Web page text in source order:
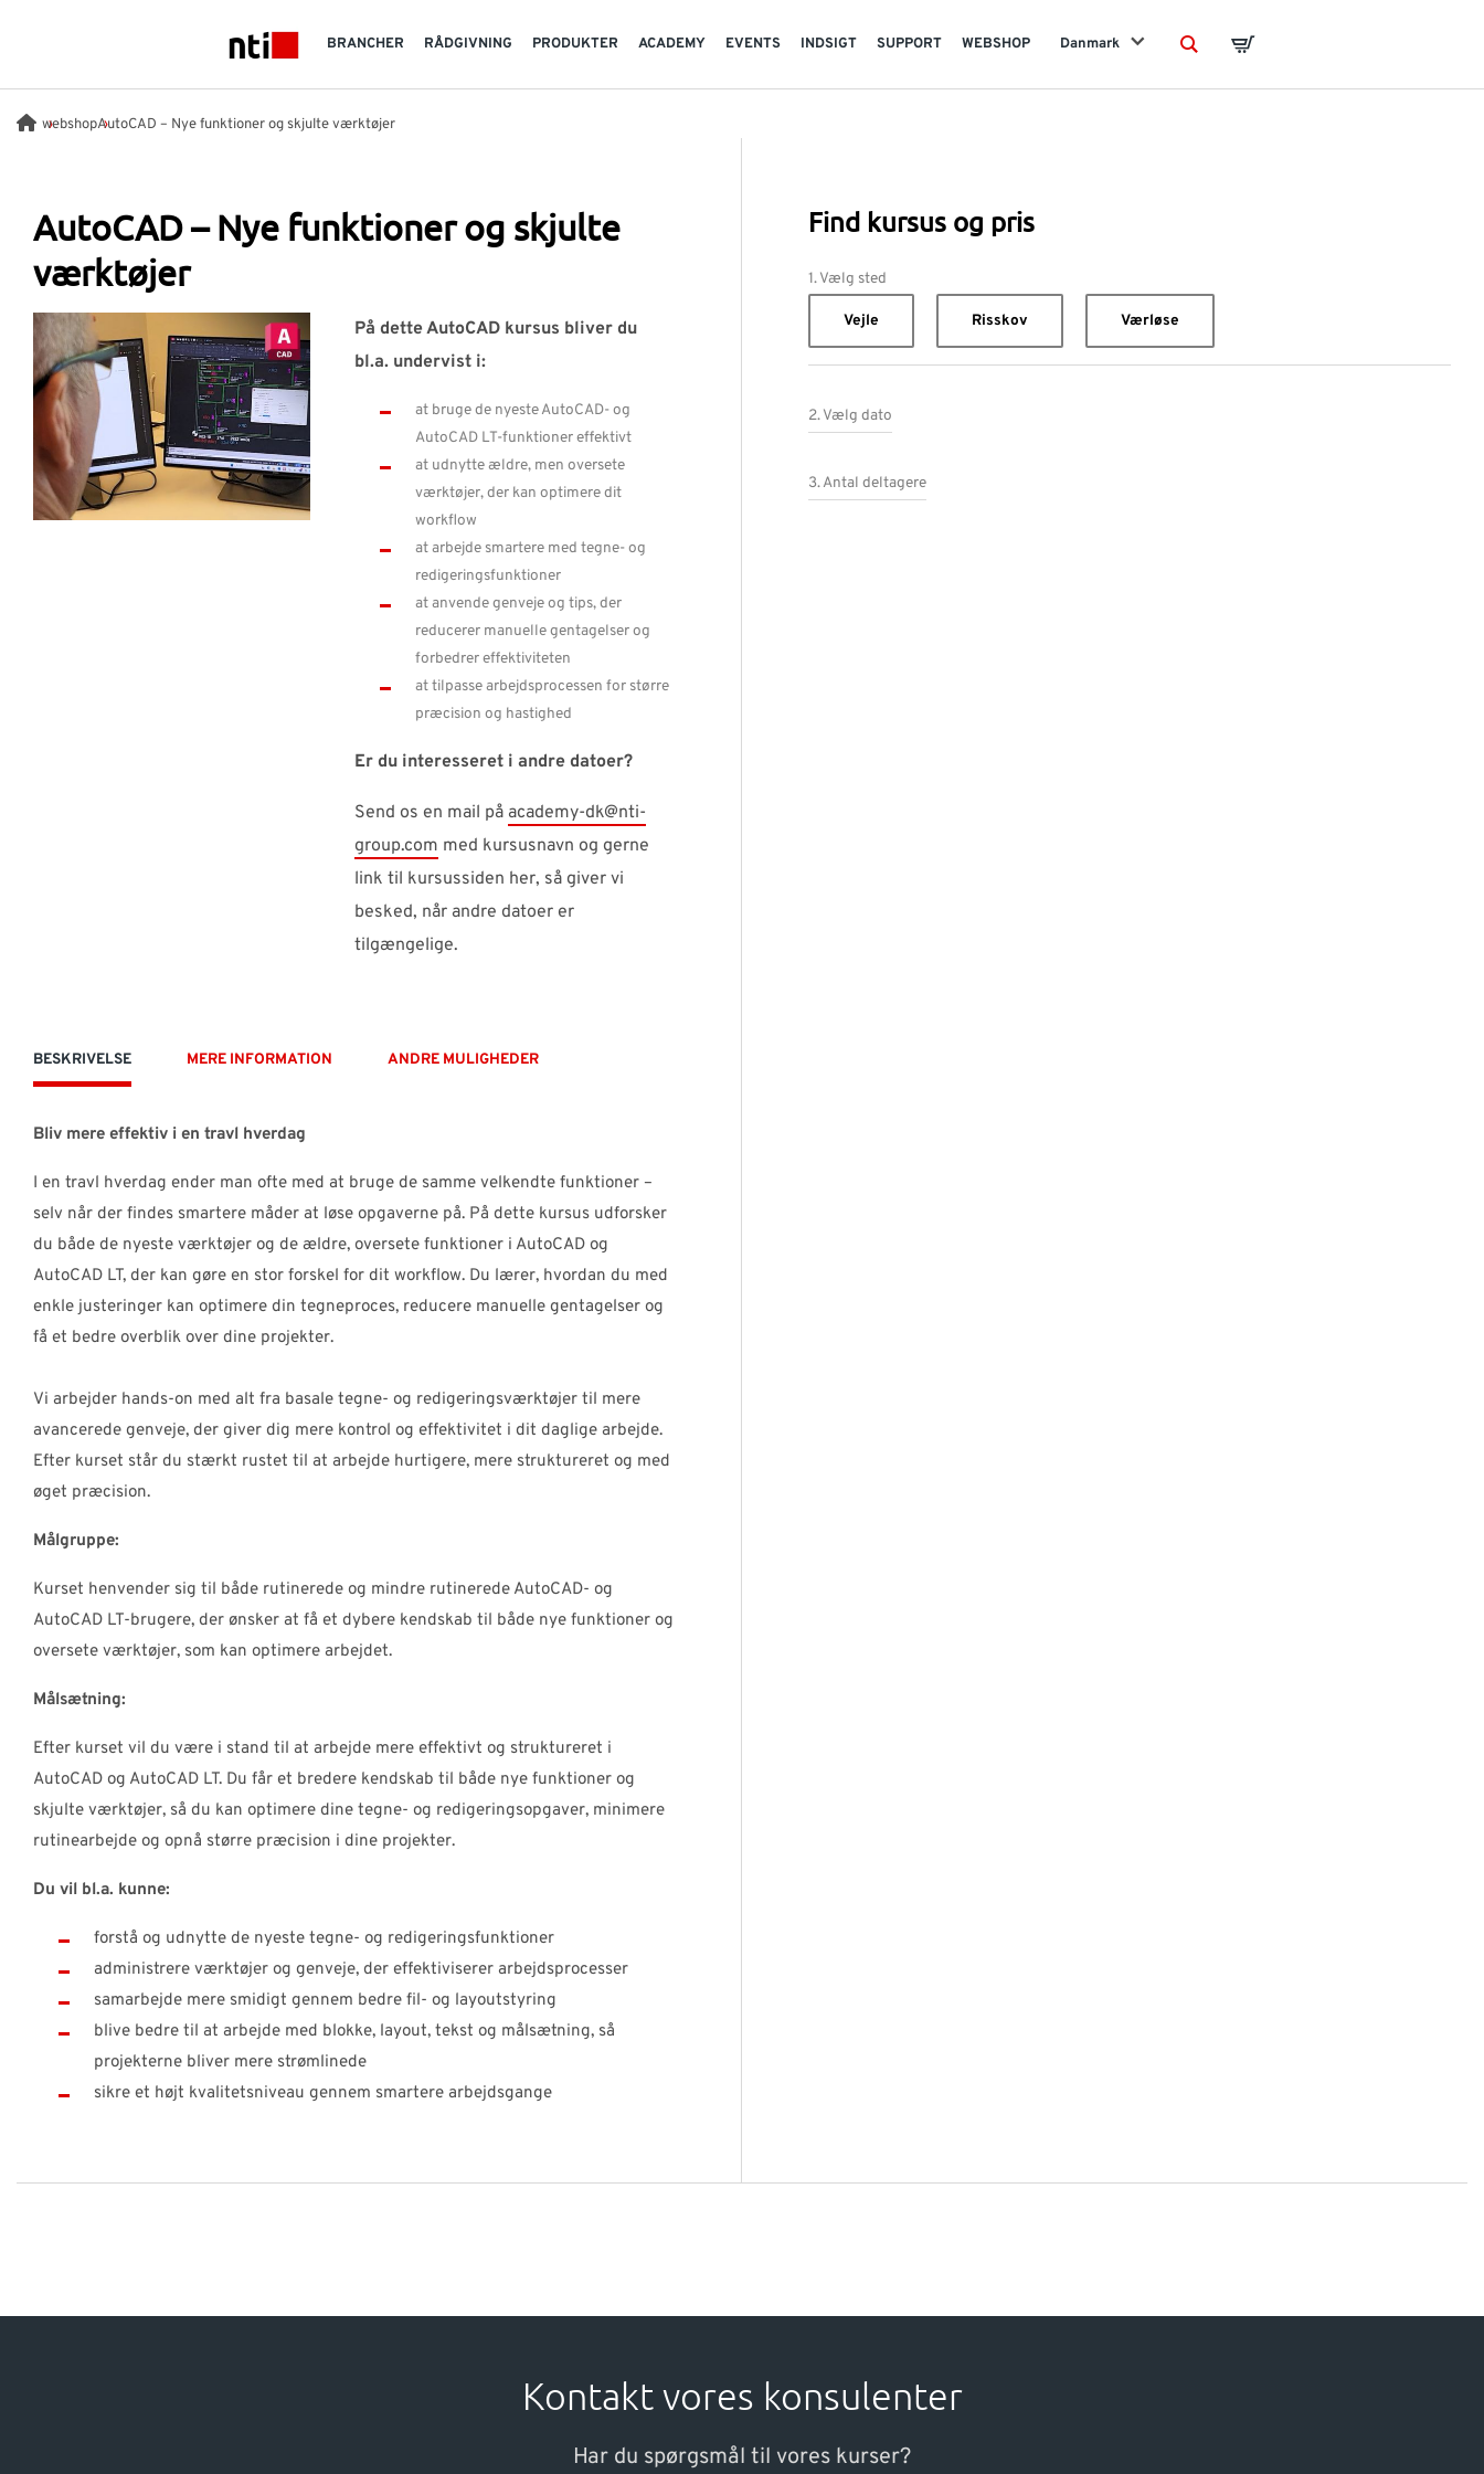
NTI logo
BRANCHER RÅDGIVNING PRODUKTER ACADEMY EVENTS INDSIGT SUPPORT WEBSHOP Danmark
SearchBasket
webshopAutoCAD – Nye funktioner og skjulte værktøjer
AutoCAD – Nye funktioner og skjulte
værktøjer
På dette AutoCAD kursus bliver du
bl.a. undervist i:
at bruge de nyeste AutoCAD- og
AutoCAD LT-funktioner effektivt
at udnytte ældre, men oversete
værktøjer, der kan optimere dit
workflow
at arbejde smartere med tegne- og
redigeringsfunktioner
at anvende genveje og tips, der
reducerer manuelle gentagelser og
forbedrer effektiviteten
at tilpasse arbejdsprocessen for større
præcision og hastighed
Er du interesseret i andre datoer?
Send os en mail på academy-dk@nti-
group.com med kursusnavn og gerne
link til kursussiden her, så giver vi
besked, når andre datoer er
tilgængelige.
BESKRIVELSE MERE INFORMATION ANDRE MULIGHEDER
Bliv mere effektiv i en travl hverdag
I en travl hverdag ender man ofte med at bruge de samme velkendte funktioner –
selv når der findes smartere måder at løse opgaverne på. På dette kursus udforsker
du både de nyeste værktøjer og de ældre, oversete funktioner i AutoCAD og
AutoCAD LT, der kan gøre en stor forskel for dit workflow. Du lærer, hvordan du med
enkle justeringer kan optimere din tegneproces, reducere manuelle gentagelser og
få et bedre overblik over dine projekter.
Vi arbejder hands-on med alt fra basale tegne- og redigeringsværktøjer til mere
avancerede genveje, der giver dig mere kontrol og effektivitet i dit daglige arbejde.
Efter kurset står du stærkt rustet til at arbejde hurtigere, mere struktureret og med
øget præcision.
Målgruppe:
Kurset henvender sig til både rutinerede og mindre rutinerede AutoCAD- og
AutoCAD LT-brugere, der ønsker at få et dybere kendskab til både nye funktioner og
oversete værktøjer, som kan optimere arbejdet.
Målsætning:
Efter kurset vil du være i stand til at arbejde mere effektivt og struktureret i
AutoCAD og AutoCAD LT. Du får et bredere kendskab til både nye funktioner og
skjulte værktøjer, så du kan optimere dine tegne- og redigeringsopgaver, minimere
rutinearbejde og opnå større præcision i dine projekter.
Du vil bl.a. kunne:
forstå og udnytte de nyeste tegne- og redigeringsfunktioner
administrere værktøjer og genveje, der effektiviserer arbejdsprocesser
samarbejde mere smidigt gennem bedre fil- og layoutstyring
blive bedre til at arbejde med blokke, layout, tekst og målsætning, så
projekterne bliver mere strømlinede
sikre et højt kvalitetsniveau gennem smartere arbejdsgange
Find kursus og pris
1. Vælg sted
Vejle Risskov Værløse
2. Vælg dato
3. Antal deltagere
Kontakt vores konsulenter
Har du spørgsmål til vores kurser?